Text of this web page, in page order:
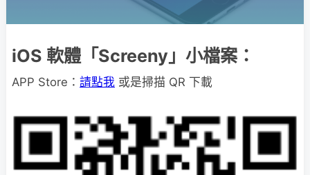
iOS 軟體「Screeny」小檔案：
APP Store： 請點我 或是掃描 QR 下載